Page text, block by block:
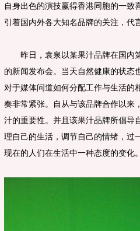
自身出色的演技赢得香港同胞的一致
引着国内外各大知名品牌的关注，代
昨日，袁泉以某果汁品牌在国内
的新闻发布会。当天自然健康的状态
对于媒体问道如何分配工作与生活的
奏非常紧张。自从与该品牌合作以来
汁的重要性。并且该果汁品牌所倡导
理自己的生活，调节自己的情绪，过
现在的人们在生活中一种态度的变化